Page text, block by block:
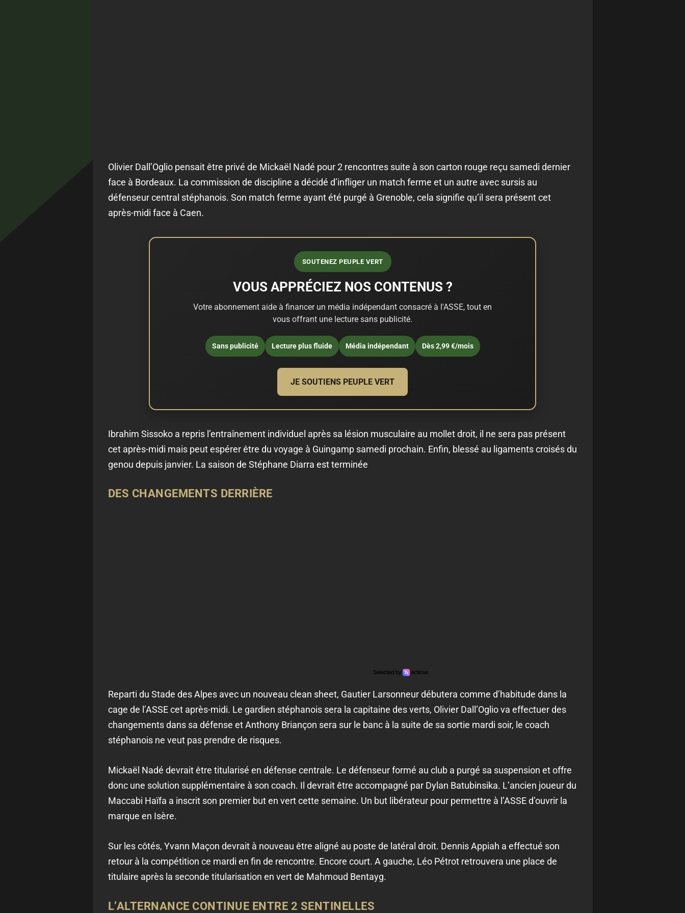
Olivier Dall’Oglio pensait être privé de Mickaël Nadé pour 2 rencontres suite à son carton rouge reçu samedi dernier
face à Bordeaux. La commission de discipline a décidé d’infliger un match ferme et un autre avec sursis au
défenseur central stéphanois. Son match ferme ayant été purgé à Grenoble, cela signifie qu’il sera présent cet
après-midi face à Caen.
SOUTENEZ PEUPLE VERT
VOUS APPRÉCIEZ NOS CONTENUS ?
Votre abonnement aide à financer un média indépendant consacré à l'ASSE, tout en
vous offrant une lecture sans publicité.
Sans publicité Lecture plus fluide Média indépendant Dès 2,99 €/mois
JE SOUTIENS PEUPLE VERT
Ibrahim Sissoko a repris l’entraînement individuel après sa lésion musculaire au mollet droit, il ne sera pas présent
cet après-midi mais peut espérer être du voyage à Guingamp samedi prochain. Enfin, blessé au ligaments croisés du
genou depuis janvier. La saison de Stéphane Diarra est terminée
DES CHANGEMENTS DERRIÈRE
Reparti du Stade des Alpes avec un nouveau clean sheet, Gautier Larsonneur débutera comme d’habitude dans la
cage de l’ASSE cet après-midi. Le gardien stéphanois sera la capitaine des verts, Olivier Dall’Oglio va effectuer des
changements dans sa défense et Anthony Briançon sera sur le banc à la suite de sa sortie mardi soir, le coach
stéphanois ne veut pas prendre de risques.
Mickaël Nadé devrait être titularisé en défense centrale. Le défenseur formé au club a purgé sa suspension et offre
donc une solution supplémentaire à son coach. Il devrait être accompagné par Dylan Batubinsika. L’ancien joueur du
Maccabi Haïfa a inscrit son premier but en vert cette semaine. Un but libérateur pour permettre à l’ASSE d’ouvrir la
marque en Isère.
Sur les côtés, Yvann Maçon devrait à nouveau être aligné au poste de latéral droit. Dennis Appiah a effectué son
retour à la compétition ce mardi en fin de rencontre. Encore court. A gauche, Léo Pétrot retrouvera une place de
titulaire après la seconde titularisation en vert de Mahmoud Bentayg.
L’ALTERNANCE CONTINUE ENTRE 2 SENTINELLES